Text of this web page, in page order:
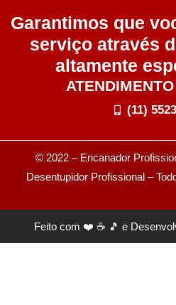
Garantimos que
serviço através
altamente
(11)
© 2022 – Encanador
Desentupidor Profissional–
Feito com ❤️ ☕ 🎵 e